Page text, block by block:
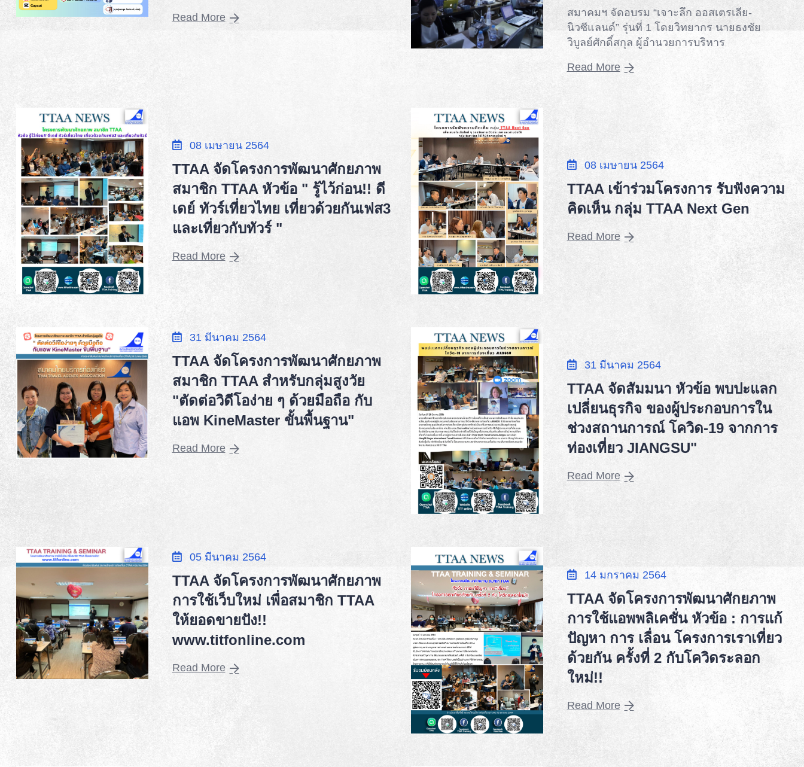
Read More
สมาคมฯ จัดอบรม “เจาะลึก ออสเตรเลีย-
นิวซีแลนด์” รุ่นที่ 1 โดยวิทยากร นายธงชัย
วิบูลย์ศักดิ์สกุล ผู้อำนวยการบริหาร
Read More
08 เมษายน 2564
TTAA จัดโครงการพัฒนาศักยภาพ
สมาชิก TTAA หัวข้อ " รู้ไว้ก่อน!! ดี
เดย์ ทัวร์เที่ยวไทย เที่ยวด้วยกันเฟส3
และเที่ยวกับทัวร์ "
Read More
08 เมษายน 2564
TTAA เข้าร่วมโครงการ รับฟังความ
คิดเห็น กลุ่ม TTAA Next Gen
Read More
31 มีนาคม 2564
TTAA จัดโครงการพัฒนาศักยภาพ
สมาชิก TTAA สำหรับกลุ่มสูงวัย
"ตัดต่อวิดีโอง่าย ๆ ด้วยมือถือ กับ
แอพ KineMaster ขั้นพื้นฐาน"
Read More
31 มีนาคม 2564
TTAA จัดสัมมนา หัวข้อ พบปะแลก
เปลี่ยนธุรกิจ ของผู้ประกอบการใน
ช่วงสถานการณ์ โควิด-19 จากการ
ท่องเที่ยว JIANGSU"
Read More
05 มีนาคม 2564
TTAA จัดโครงการพัฒนาศักยภาพ
การใช้เว็บใหม่ เพื่อสมาชิก TTAA
ให้ยอดขายปัง!!
www.titfonline.com
Read More
14 มกราคม 2564
TTAA จัดโครงการพัฒนาศักยภาพ
การใช้แอพพลิเคชั่น หัวข้อ : การแก้
ปัญหา การ เลื่อน โครงการเราเที่ยว
ด้วยกัน ครั้งที่ 2 กับโควิดระลอก
ใหม่!!
Read More